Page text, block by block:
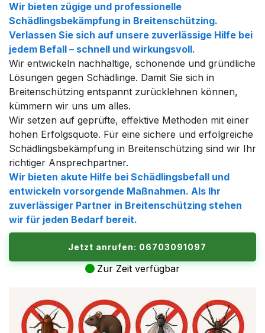
Wir bieten zügige und professionelle
Schädlingsbekämpfung in Breitenschützing.
Verlassen Sie sich auf unsere zuverlässige Hilfe bei
jedem Befall – schnell und wirkungsvoll.
Wir entwickeln nachhaltige, schonende und gründliche
Lösungen gegen Schädlinge. Damit Sie sich in
Breitenschützing entspannt zurücklehnen können,
kümmern wir uns um alles.
Wir setzen auf geprüfte, effektive Methoden mit einer
hohen Erfolgsquote. Für eine sichere und erfolgreiche
Schädlingsbekämpfung in Breitenschützing sind wir Ihr
richtiger Ansprechpartner.
Wir bieten akute Hilfe bei Schädlingsbefall und
entwickeln vorsorgende Maßnahmen. Als Ihr
zuverlässiger Partner in Breitenschützing stehen
wir für jeden Bedarf bereit.
Jetzt anrufen: 06703091097
Zur Zeit verfügbar